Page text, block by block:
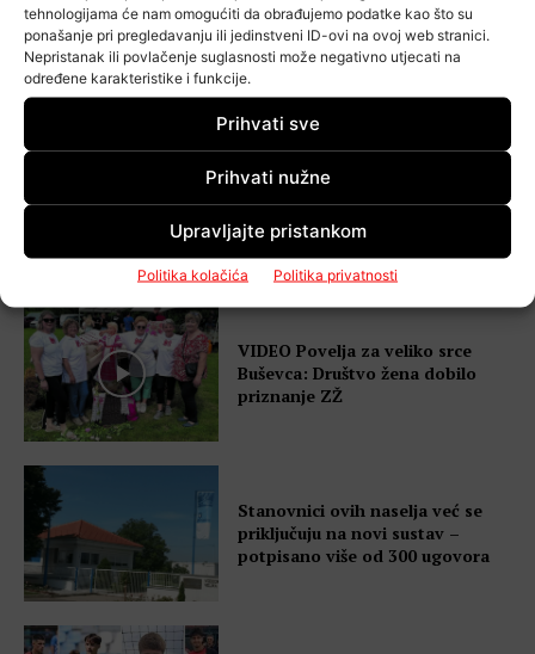
tehnologijama će nam omogućiti da obrađujemo podatke kao što su
ponašanje pri pregledavanju ili jedinstveni ID-ovi na ovoj web stranici.
Nepristanak ili povlačenje suglasnosti može negativno utjecati na
određene karakteristike i funkcije.
Prihvati sve
Prihvati nužne
Upravljajte pristankom
Politika kolačića Politika privatnosti
Gorica ostala na nuli: “Odigrali
smo vrhunsku utakmicu, ali
nismo zabijali…”
VIDEO Šebalj upozorava nakon
nove tragedije: “Romobili uopće
nisu zafrkancija”
VIDEO Povelja za veliko srce
Buševca: Društvo žena dobilo
priznanje ZŽ
Stanovnici ovih naselja već se
priključuju na novi sustav –
potpisano više od 300 ugovora